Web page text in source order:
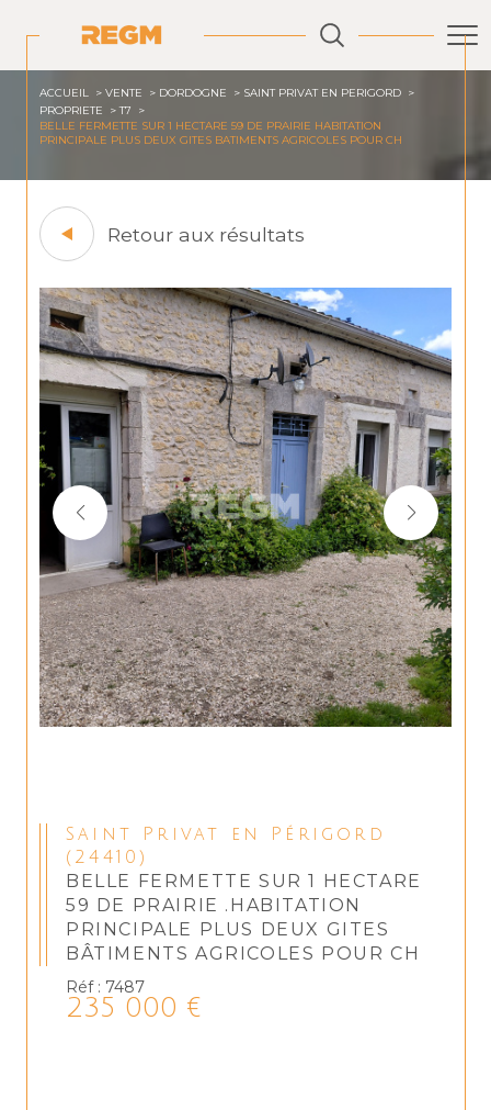
ACCUEIL VENTE DORDOGNE
SAINT PRIVAT EN PERIGORD
PROPRIETE
T7
BELLE FERMETTE SUR 1 HECTARE 59 DE PRAIRIE HABITATION
PRINCIPALE PLUS DEUX GITES BATIMENTS AGRICOLES POUR CH
Retour aux résultats
Saint Privat en Périgord
(24410)
BELLE FERMETTE SUR 1 HECTARE
59 DE PRAIRIE .HABITATION
PRINCIPALE PLUS DEUX GITES
BÂTIMENTS AGRICOLES POUR CH
Réf : 7487
235 000 €